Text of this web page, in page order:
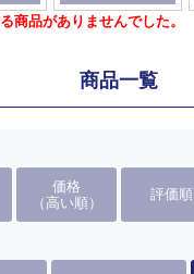
商品がありませんでした。
商品一覧
価格
（高い順）
評価順